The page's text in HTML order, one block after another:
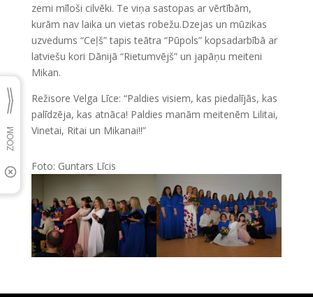
zemi mīloši cilvēki. Te viņa sastopas ar vērtībām,
kurām nav laika un vietas robežu.Dzejas un mūzikas
uzvedums “Ceļš” tapis teātra “Pūpols” kopsadarbībā ar
latviešu kori Dānijā “Rietumvējš” un japāņu meiteni
Mikan.
Režisore Velga Līce: “Paldies visiem, kas piedalījās, kas
palīdzēja, kas atnāca! Paldies manām meitenēm Lilitai,
Vinetai, Ritai un Mikanai!!”
Foto: Guntars Līcis